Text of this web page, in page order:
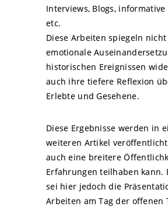
Interviews, Blogs, informative
etc.
Diese Arbeiten spiegeln
emotionale
historischen Ereignissen
auch ihre tiefere Reflexion
Erlebte und Gesehene.
Diese Ergebnisse werden in
weiteren Artikel
auch eine breitere
Erfahrungen teilhaben kann.
sei hier jedoch die
Arbeiten am Tag der offenen